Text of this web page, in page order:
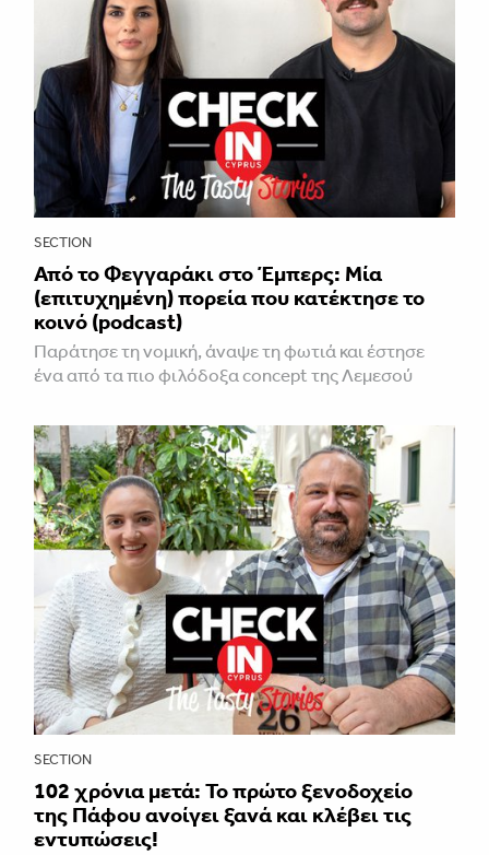
SECTION
Από το Φεγγαράκι στο Έμπερς: Μία
(επιτυχημένη) πορεία που κατέκτησε το
κοινό (podcast)
Παράτησε τη νομική, άναψε τη φωτιά και έστησε
ένα από τα πιο φιλόδοξα concept της Λεμεσού
SECTION
102 χρόνια μετά: Το πρώτο ξενοδοχείο
της Πάφου ανοίγει ξανά και κλέβει τις
εντυπώσεις!